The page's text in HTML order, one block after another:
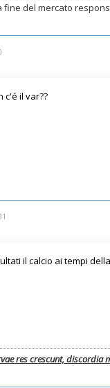
fine del mercato
c'é il var??
il calcio ai tempi
res crescunt, discordia